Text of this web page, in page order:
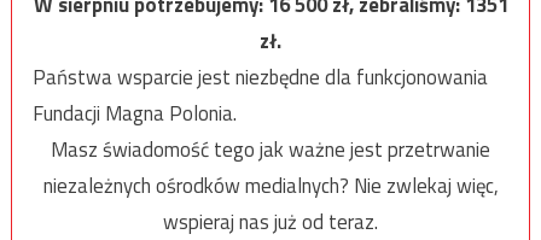
zł.
Państwa wsparcie jest niezbędne dla funkcjonowania
Fundacji Magna Polonia.
Masz świadomość tego jak ważne jest przetrwanie
niezależnych ośrodków medialnych? Nie zwlekaj więc,
wspieraj nas już od teraz.